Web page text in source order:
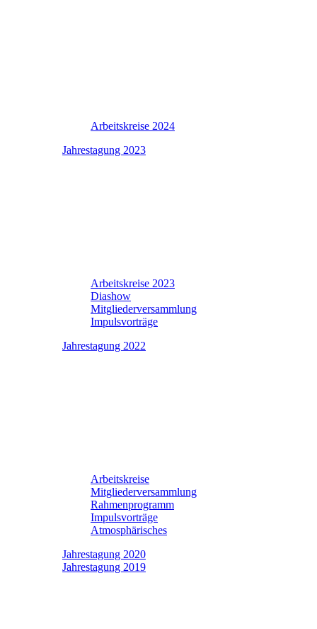
Arbeitskreise 2024
Jahrestagung 2023
Arbeitskreise 2023
Diashow
Mitgliederversammlung
Impulsvorträge
Jahrestagung 2022
Arbeitskreise
Mitgliederversammlung
Rahmenprogramm
Impulsvorträge
Atmosphärisches
Jahrestagung 2020
Jahrestagung 2019